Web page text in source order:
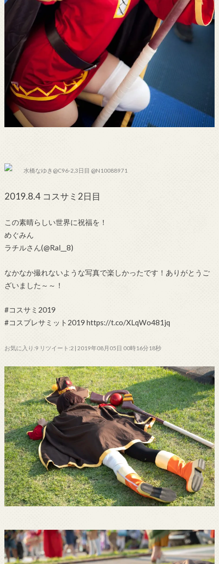
水橋なゆき@C96-2,3日目 @N10088971
2019.8.4 コスサミ2日目
この素晴らしい世界に祝福を！
めぐみん
ラチルさん(@Ral__8)
なかなか撮れないような写真で楽しかったです！ありがとうご
ざいました～～！
#コスサミ2019
#コスプレサミット2019 https://t.co/XLqWo481jq
お気に入り:9 リツイート:2 | 2019年08月05日 00時16分18秒